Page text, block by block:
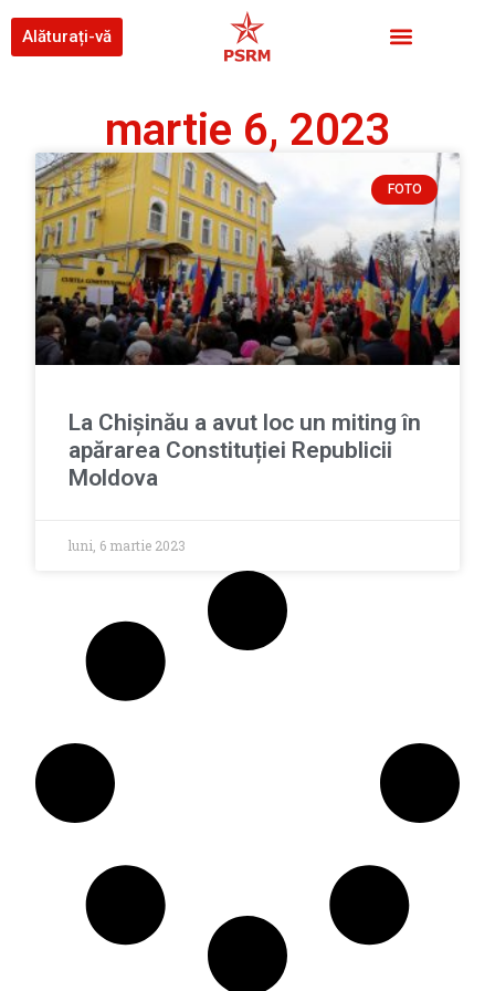
Alăturați-vă
martie 6, 2023
FOTO
La Chișinău a avut loc un miting în
apărarea Constituției Republicii
Moldova
luni, 6 martie 2023